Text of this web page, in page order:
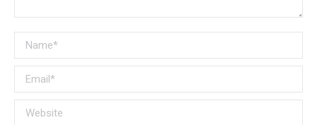
Name *
Email *
Website